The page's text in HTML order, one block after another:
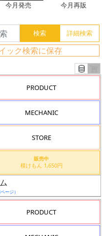
今月発売 今月再販
ック検索に保存
PRODUCT
MECHANIC
STORE
販売中
模けもん 1,650円
ージ）
PRODUCT